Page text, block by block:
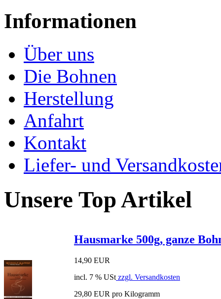
Informationen
Über uns
Die Bohnen
Herstellung
Anfahrt
Kontakt
Liefer- und
Unsere Top Artikel
Hausmarke 500g, ganze
14,90 EUR
incl. 7 % USt zzgl. Versandkosten
29,80 EUR pro Kilogramm